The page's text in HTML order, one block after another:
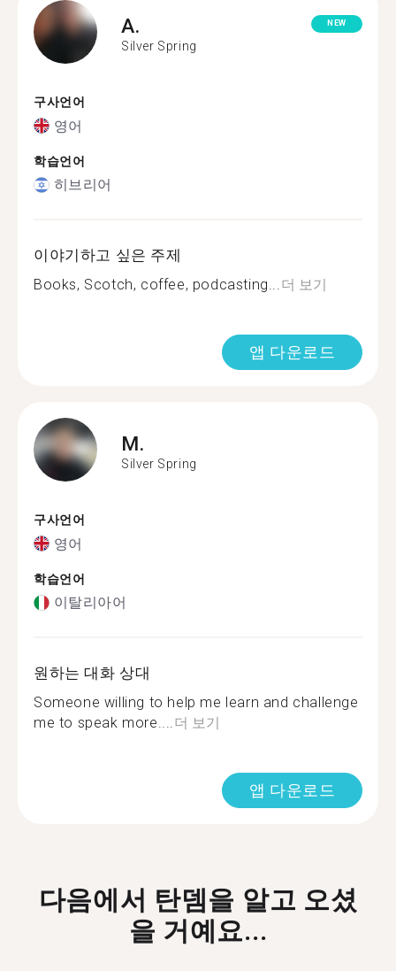
A.
Silver Spring
NEW
구사언어
영어
학습언어
히브리어
이야기하고 싶은 주제
Books, Scotch, coffee, podcasting...더 보기
앱 다운로드
M.
Silver Spring
구사언어
영어
학습언어
이탈리아어
원하는 대화 상대
Someone willing to help me learn and challenge
me to speak more....더 보기
앱 다운로드
다음에서 탄뎀을 알고 오셨
을 거예요...